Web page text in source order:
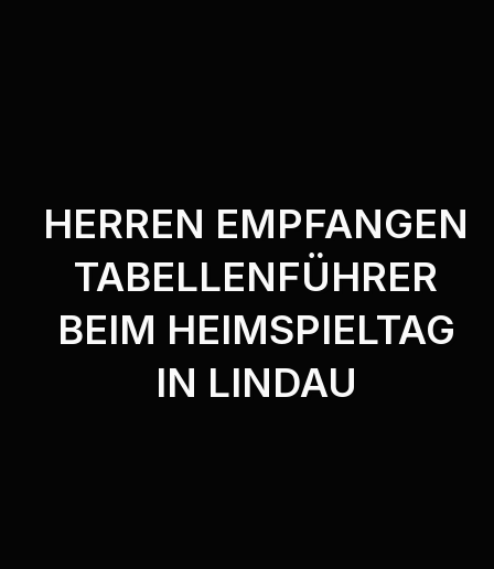
HERREN EMPFANGEN
TABELLENFÜHRER
BEIM HEIMSPIELTAG
IN LINDAU